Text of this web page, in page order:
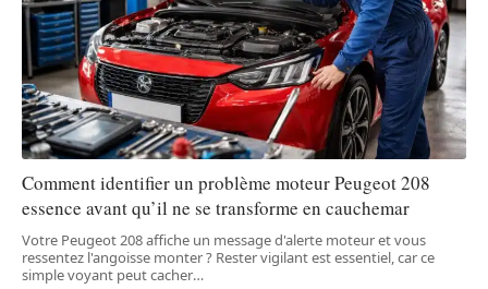
Comment identifier un problème moteur Peugeot 208
essence avant qu’il ne se transforme en cauchemar
Votre Peugeot 208 affiche un message d'alerte moteur et vous
ressentez l'angoisse monter ? Rester vigilant est essentiel, car ce
simple voyant peut cacher…